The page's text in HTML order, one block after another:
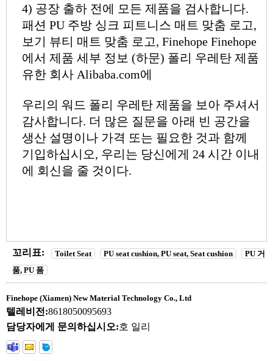
4) 공장 출하 전에 모든 제품을 검사합니다.
패션 PU 주방 싱크 피트니스 매트 맞춤 로고,
보기 뷰티 매트 맞춤 로고, Finehope Finehope
에서 제품 세부 정보 (하문) 폴리 우레탄 제품
유한 회사 Alibaba.com에
우리의 워드 폴리 우레탄 제품을 보아 주셔서
감사합니다. 더 많은 질문을 아래 빈 공간을
생산 설명이나 가격 또는 필요한 것과 함께
기입하십시오, 우리는 당신에게 24 시간 이내
에 회신을 줄 것이다.
꼬리표: Toilet Seat PU seat cushion, PU seat, Seat cushion
PU 거
품, PU 폼
Finehope (Xiamen) New Material Technology Co., Ltd
텔레비전:8618050095693
담당자에게 문의하십시오:호 일리